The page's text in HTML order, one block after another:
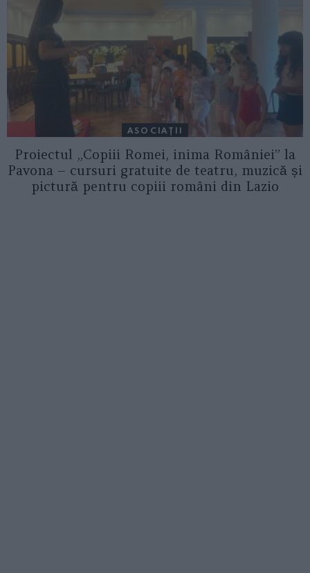
ASOCIAŢII
Proiectul „Copiii Romei, inima României” la
Pavona – cursuri gratuite de teatru, muzică și
pictură pentru copiii români din Lazio